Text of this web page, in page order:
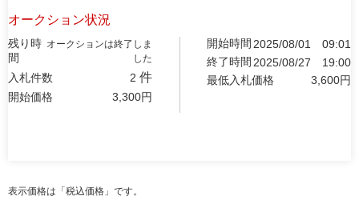
オークション状況
残り時
間
オークションは終了しま
した
入札件数 2 件
開始価格 3,300円
開始時間 2025/08/01
09:01
終了時間 2025/08/27
19:00
最低入札価格
3,600円
表示価格は「税込価格」です。